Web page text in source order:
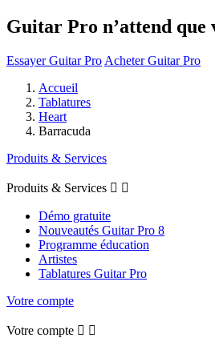
Guitar Pro n’attend que
Essayer Guitar Pro Acheter Guitar Pro
Accueil
Tablatures
Heart
Barracuda
Produits & Services
Produits & Services  
Démo gratuite
Nouveautés Guitar Pro 8
Programme éducation
Artistes
Tablatures Guitar Pro
Votre compte
Votre compte  